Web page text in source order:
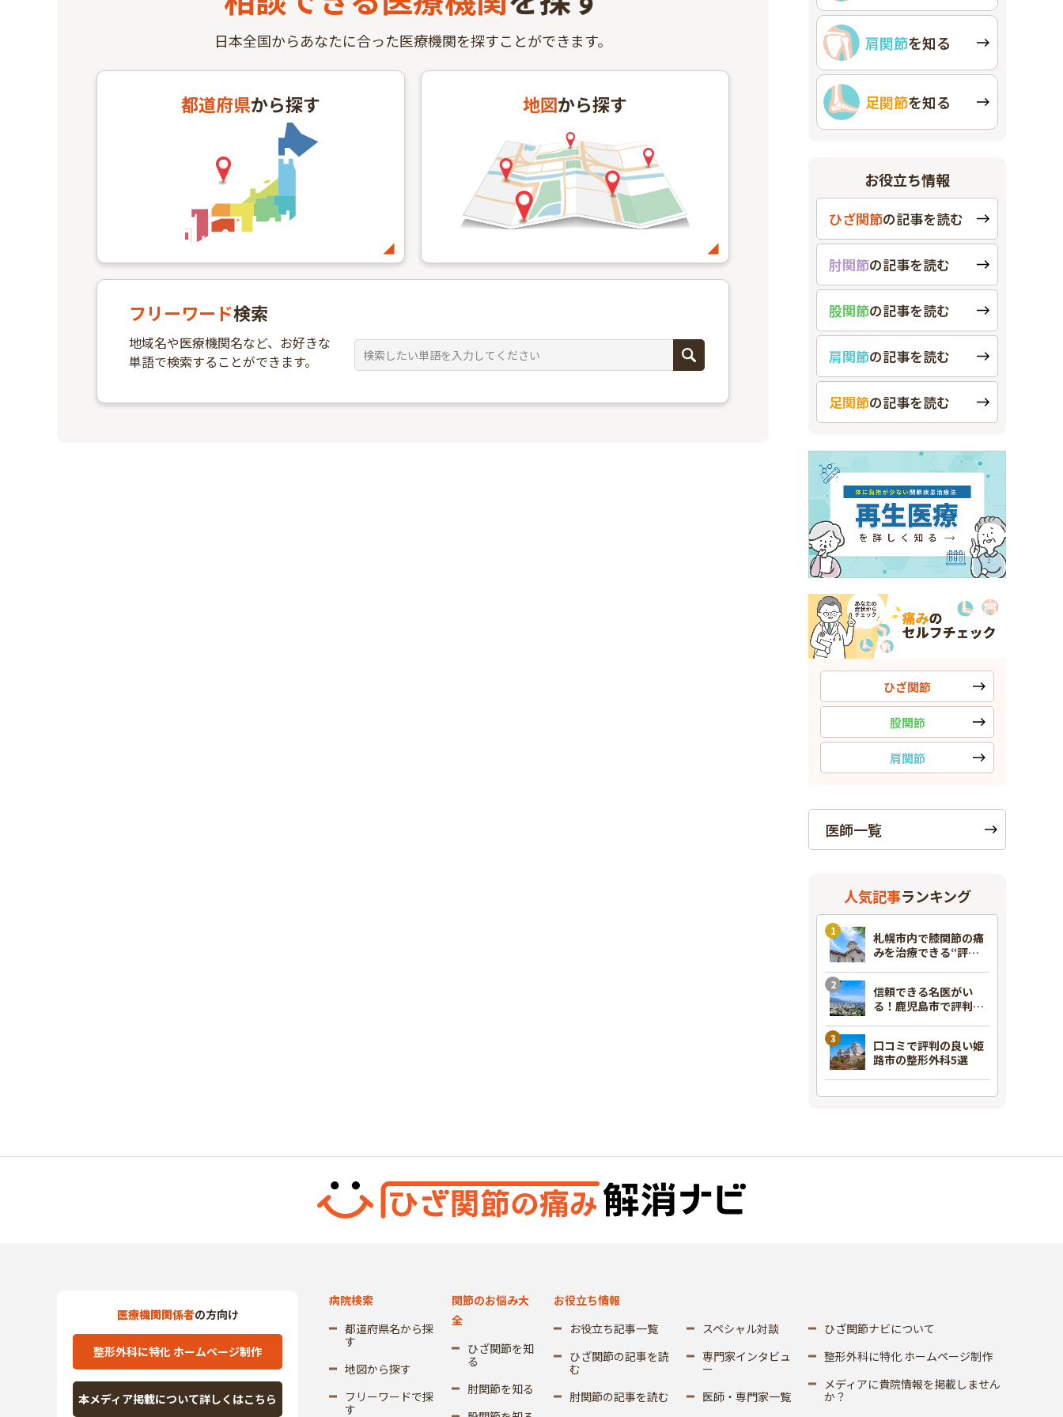
日本全国からあなたに合った医療機関を探すことができます。
都道府県から探す 地図から探す
フリーワード検索
地域名や医療機関名など、お好きな
単語で検索することができます。
肩関節を知る
足関節を知る
お役立ち情報
ひざ関節の記事を読む
肘関節の記事を読む
股関節の記事を読む
肩関節の記事を読む
足関節の記事を読む
ひざ関節
股関節
肩関節
医師一覧
人気記事ランキング
札幌市内で膝関節の痛
みを治療できる“評判
信頼できる名医がい
る！鹿児島市で評判の
口コミで評判の良い姫
路市の整形外科5選
医療機関関係者の方向け
整形外科に特化 ホームページ制作
本メディア掲載について詳しくはこちら
病院検索
都道府県名から探
す
地図から探す
フリーワードで探
す
関節のお悩み大
全
ひざ関節を知
る
肘関節を知る
お役立ち情報
お役立ち記事一覧
ひざ関節の記事を読
む
肘関節の記事を読む
スペシャル対談
専門家インタビュ
ー
医師・専門家一覧
ひざ関節ナビについて
整形外科に特化 ホームページ制作
メディアに貴院情報を掲載しません
か？